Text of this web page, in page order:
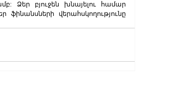
Ձեր բյուջեն խնայելու համար
վերահսկողությունը